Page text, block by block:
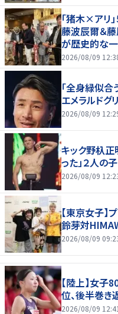
「猪木×アリ
藤波辰爾＆
が歴史的な
ラザホテルで
2026/08/09
「全身緑似合
エメラルド
2026/08/09
キック野杁正
った」２人の
2026/08/09
【東京女子
鈴芽対
2026/08/09
【陸上】女
位、後半巻
2026/08/09 12:41